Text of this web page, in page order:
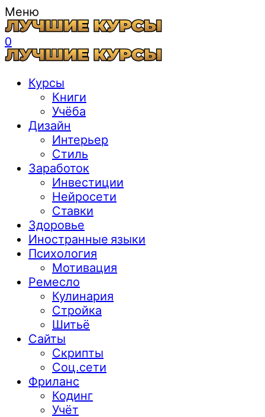
Меню
0
Курсы
Книги
Учёба
Дизайн
Интерьер
Стиль
Заработок
Инвестиции
Нейросети
Ставки
Здоровье
Иностранные языки
Психология
Мотивация
Ремесло
Кулинария
Стройка
Шитьё
Сайты
Скрипты
Соц.сети
Фриланс
Кодинг
Учёт